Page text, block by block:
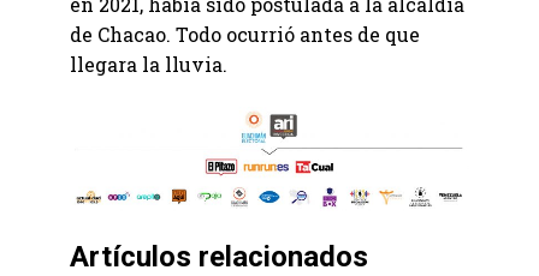
de Chacao. Todo ocurrió antes de que
llegara la lluvia.
Artículos relacionados